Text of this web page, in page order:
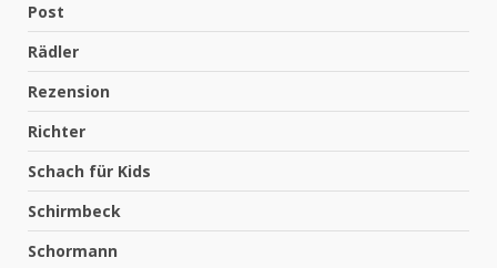
Post
Rädler
Rezension
Richter
Schach für Kids
Schirmbeck
Schormann